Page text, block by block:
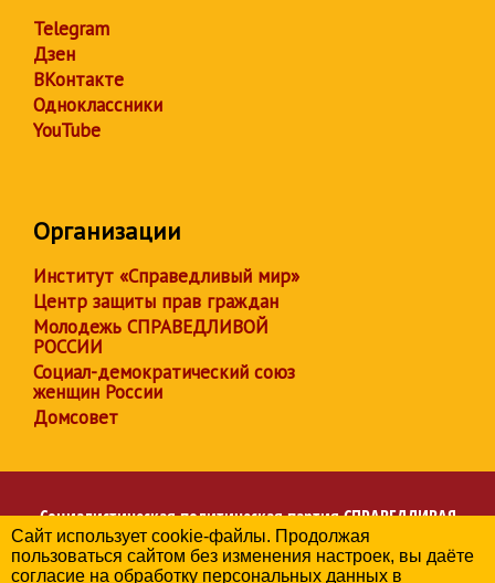
Telegram
Дзен
ВКонтакте
Одноклассники
YouTube
Организации
Институт «Справедливый мир»
Центр защиты прав граждан
Молодежь СПРАВЕДЛИВОЙ
РОССИИ
Социал-демократический союз
женщин России
Домсовет
Социалистическая политическая партияСПРАВЕДЛИВАЯ
РОССИЯ
Региональное отделение партии в Белгородской области
Сайт использует cookie-файлы. Продолжая
пользоваться сайтом без изменения настроек, вы даёте
согласие на обработку персональных данных в